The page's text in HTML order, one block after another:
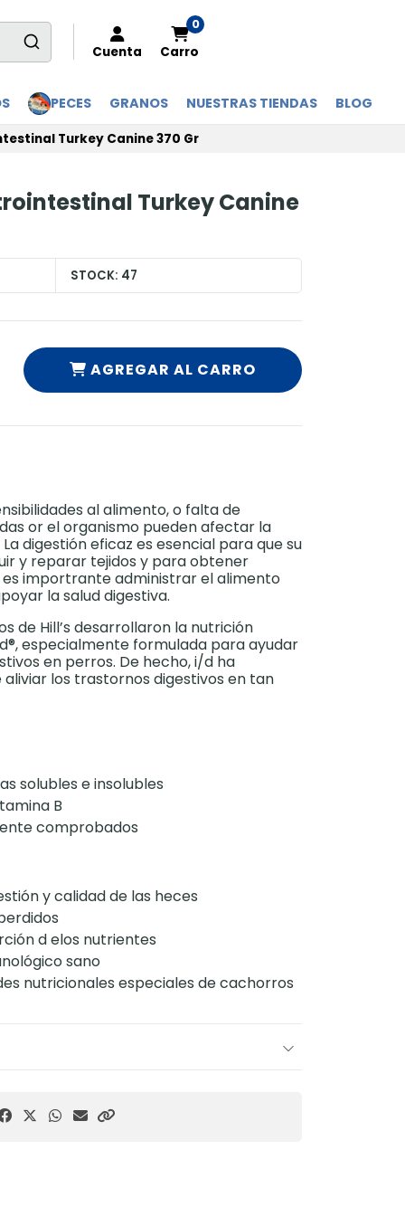
Cuenta
0
Carro
PECES GRANOS NUESTRAS TIENDAS BLOG
Turkey Canine 370 Gr
Turkey Canine
STOCK: 47
AGREGAR AL CARRO
al alimento, o falta de
or el organismo pueden afectar la
digestión eficaz es esencial para que su
y reparar tejidos y para obtener
importrante administrar el alimento
la salud digestiva.
de Hill’s desarrollaron la nutrición
especialmente formulada para ayudar
en perros. De hecho, i/d ha
los trastornos digestivos en tan
solubles e insolubles
B
comprobados
y calidad de las heces
d elos nutrientes
sano
nutricionales especiales de cachorros